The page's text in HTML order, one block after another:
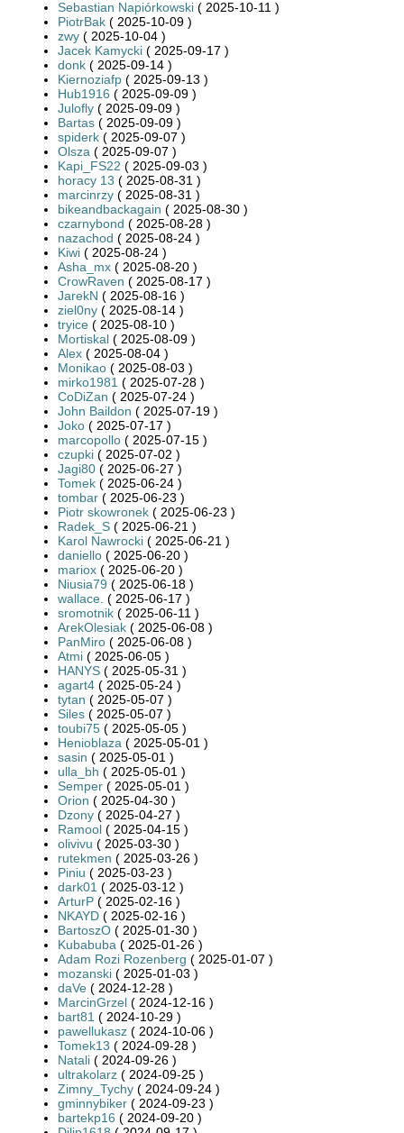
Sebastian Napiórkowski ( 2025-10-11 )
PiotrBak ( 2025-10-09 )
zwy ( 2025-10-04 )
Jacek Kamycki ( 2025-09-17 )
donk ( 2025-09-14 )
Kiernoziafp ( 2025-09-13 )
Hub1916 ( 2025-09-09 )
Julofly ( 2025-09-09 )
Bartas ( 2025-09-09 )
spiderk ( 2025-09-07 )
Olsza ( 2025-09-07 )
Kapi_FS22 ( 2025-09-03 )
horacy 13 ( 2025-08-31 )
marcinrzy ( 2025-08-31 )
bikeandbackagain ( 2025-08-30 )
czarnybond ( 2025-08-28 )
nazachod ( 2025-08-24 )
Kiwi ( 2025-08-24 )
Asha_mx ( 2025-08-20 )
CrowRaven ( 2025-08-17 )
JarekN ( 2025-08-16 )
ziel0ny ( 2025-08-14 )
tryice ( 2025-08-10 )
Mortiskal ( 2025-08-09 )
Alex ( 2025-08-04 )
Monikao ( 2025-08-03 )
mirko1981 ( 2025-07-28 )
CoDiZan ( 2025-07-24 )
John Baildon ( 2025-07-19 )
Joko ( 2025-07-17 )
marcopollo ( 2025-07-15 )
czupki ( 2025-07-02 )
Jagi80 ( 2025-06-27 )
Tomek ( 2025-06-24 )
tombar ( 2025-06-23 )
Piotr skowronek ( 2025-06-23 )
Radek_S ( 2025-06-21 )
Karol Nawrocki ( 2025-06-21 )
daniello ( 2025-06-20 )
mariox ( 2025-06-20 )
Niusia79 ( 2025-06-18 )
wallace. ( 2025-06-17 )
sromotnik ( 2025-06-11 )
ArekOlesiak ( 2025-06-08 )
PanMiro ( 2025-06-08 )
Atmi ( 2025-06-05 )
HANYS ( 2025-05-31 )
agart4 ( 2025-05-24 )
tytan ( 2025-05-07 )
Siles ( 2025-05-07 )
toubi75 ( 2025-05-05 )
Henioblaza ( 2025-05-01 )
sasin ( 2025-05-01 )
ulla_bh ( 2025-05-01 )
Semper ( 2025-05-01 )
Orion ( 2025-04-30 )
Dzony ( 2025-04-27 )
Ramool ( 2025-04-15 )
olivivu ( 2025-03-30 )
rutekmen ( 2025-03-26 )
Piniu ( 2025-03-23 )
dark01 ( 2025-03-12 )
ArturP ( 2025-02-16 )
NKAYD ( 2025-02-16 )
BartoszO ( 2025-01-30 )
Kubabuba ( 2025-01-26 )
Adam Rozi Rozenberg ( 2025-01-07 )
mozanski ( 2025-01-03 )
daVe ( 2024-12-28 )
MarcinGrzel ( 2024-12-16 )
bart81 ( 2024-10-29 )
pawellukasz ( 2024-10-06 )
Tomek13 ( 2024-09-28 )
Natali ( 2024-09-26 )
ultrakolarz ( 2024-09-25 )
Zimny_Tychy ( 2024-09-24 )
gminnybiker ( 2024-09-23 )
bartekp16 ( 2024-09-20 )